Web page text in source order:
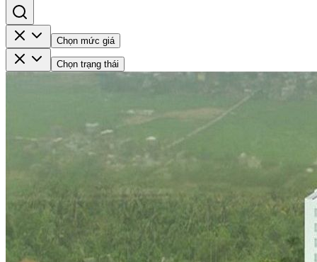
Chọn mức giá
Chọn trạng thái